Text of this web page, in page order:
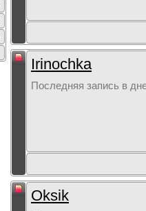
Irinochka
Последняя запись в
Oksik